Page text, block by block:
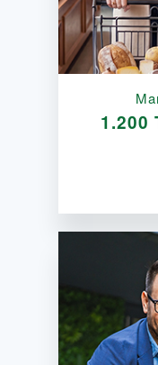
1.200